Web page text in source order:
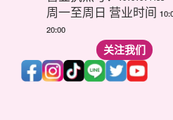
周一至周日 营业时间
20:00
关注我们